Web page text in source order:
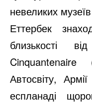
невеликих
Еттербек
близькості
Cinquantenaire
Автосвіту,
еспланаді